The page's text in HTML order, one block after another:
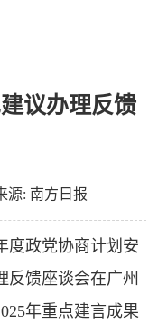
议办理反馈
源: 南方日报
度政党协商计划安
反馈座谈会在广州
年重点建言成果